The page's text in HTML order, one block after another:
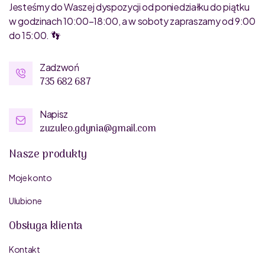
Jesteśmy do Waszej dyspozycji od poniedziałku do piątku
w godzinach 10:00–18:00, a w soboty zapraszamy od 9:00
do 15:00. 👣
Zadzwoń
735 682 687
Napisz
zuzuleo.gdynia@gmail.com
Nasze produkty
Moje konto
Ulubione
Obsługa klienta
Kontakt